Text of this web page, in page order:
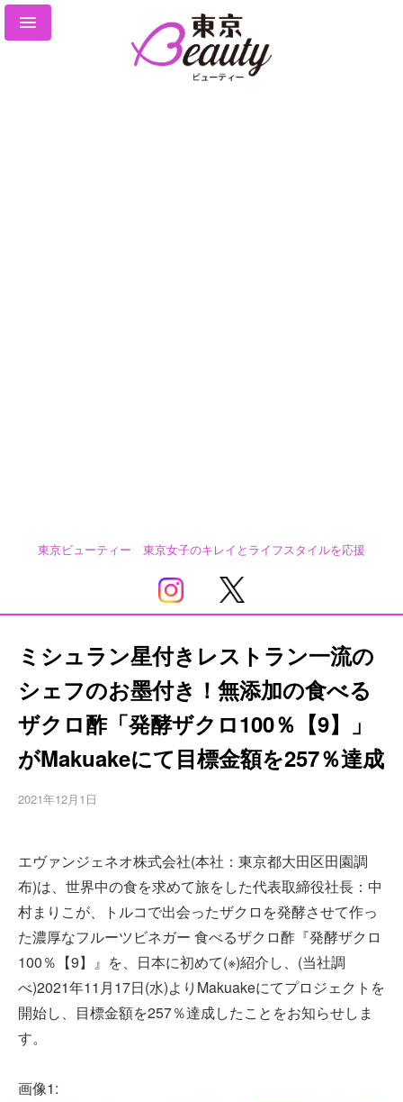
東京ビューティー 東京女子のキレイとライフスタイルを応援
ミシュラン星付きレストラン一流の
シェフのお墨付き！無添加の食べる
ザクロ酢「発酵ザクロ100％【9】」
がMakuakeにて目標金額を257％達成
2021年12月1日
エヴァンジェネオ株式会社(本社：東京都大田区田園調
布)は、世界中の食を求めて旅をした代表取締役社長：中
村まりこが、トルコで出会ったザクロを発酵させて作っ
た濃厚なフルーツビネガー 食べるザクロ酢『発酵ザクロ
100％【9】』を、日本に初めて(※)紹介し、(当社調
べ)2021年11月17日(水)よりMakuakeにてプロジェクトを
開始し、目標金額を257％達成したことをお知らせしま
す。
画像1: